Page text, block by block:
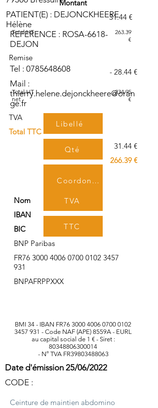
PATIENT(E) : DEJONCKHEERE
Hélène
REFERENCE : ROSA-6618-
DEJON
Tel : 0785648608
Mail :
thierry.helene.dejonckheere@oran
ge.fr
Libellé
Qté
TVA
TTC
Montant
31.44 €
Total HT
263.39
€
Remise
- 28.44 €
Total HT
net
234.95
€
TVA
Total TTC
31.44 €
266.39 €
Coordonnées bancaires
Nom
IBAN
BIC
BNP Paribas
FR76 3000 4006 0700 0102 3457
931
BNPAFRPPXXX
BMI 34 - IBAN FR76 3000 4006 0700 0102
3457 931 - Code NAF (APE) 8559A - EURL
au capital social de 1 € - Siret :
80348806300014
- N° TVA FR39803488063
Date d'émission 25/06/2022
CODE :
Ceinture de maintien abdomino